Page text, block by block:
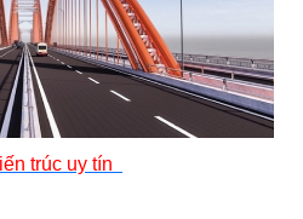
trúc uy tín